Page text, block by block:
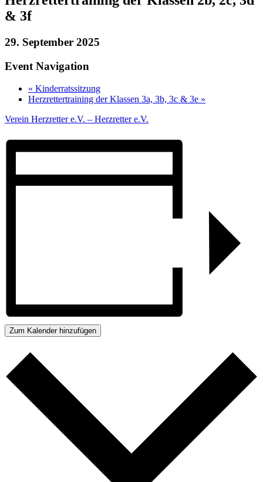
& 3f
29. September 2025
Event Navigation
« Kinderratssitzung
Herzrettertraining der Klassen 3a, 3b, 3c & 3e »
Verein Herzretter e.V. – Herzretter e.V.
Zum Kalender hinzufügen